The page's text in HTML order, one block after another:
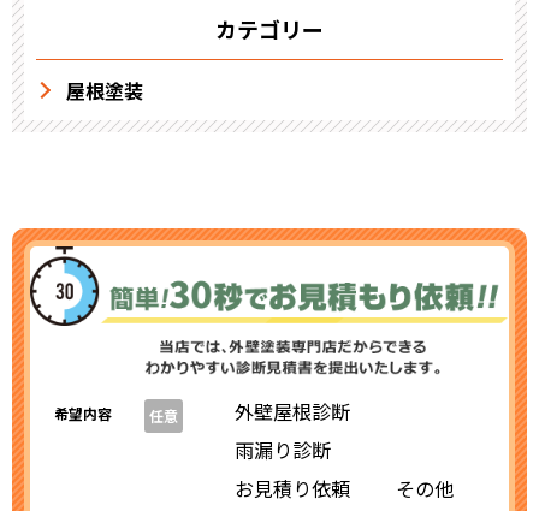
カテゴリー
屋根塗装
希望内容 任意
外壁屋根診断
雨漏り診断
お見積り依頼
その他